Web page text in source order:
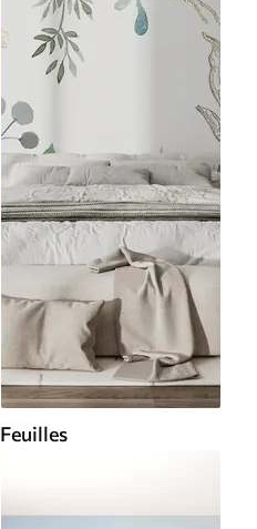
Feuilles